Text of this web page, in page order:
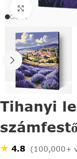
Click to
Tihanyi
számfestő
★ 4.8 (100,000+